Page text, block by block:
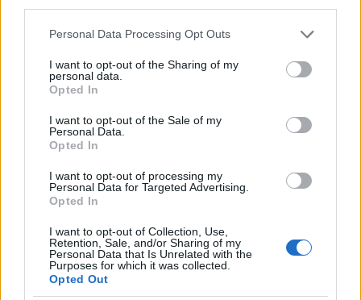
Please note that this website/app uses one or more Google
not limited to your visit or usage behaviour. You may click to
grant or deny consent to Google and its third-party tags to
use your data for below specified purposes in below Google
consent section.
Personal Data Processing Opt Outs
I want to opt-out of the Sharing of my
personal data.
Opted In
I want to opt-out of the Sale of my
Personal Data.
Opted In
I want to opt-out of processing my
Personal Data for Targeted Advertising.
Opted In
I want to opt-out of Collection, Use,
Retention, Sale, and/or Sharing of my
Personal Data that Is Unrelated with the
Purposes for which it was collected.
Opted Out
Érkezik az Iron Beam: 500 millió
dollárt költ Izrael a Vaskupola
kisöccsére
2024. október 29.